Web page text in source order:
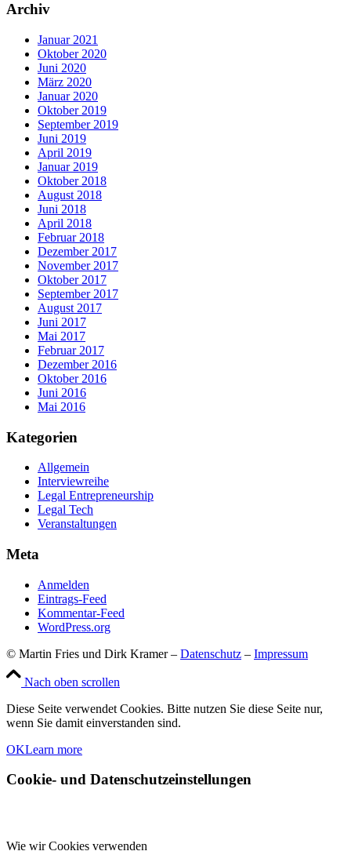
Archiv
Januar 2021
Oktober 2020
Juni 2020
März 2020
Januar 2020
Oktober 2019
September 2019
Juni 2019
April 2019
Januar 2019
Oktober 2018
August 2018
Juni 2018
April 2018
Februar 2018
Dezember 2017
November 2017
Oktober 2017
September 2017
August 2017
Juni 2017
Mai 2017
Februar 2017
Dezember 2016
Oktober 2016
Juni 2016
Mai 2016
Kategorien
Allgemein
Interviewreihe
Legal Entrepreneurship
Legal Tech
Veranstaltungen
Meta
Anmelden
Eintrags-Feed
Kommentar-Feed
WordPress.org
© Martin Fries und Dirk Kramer – Datenschutz – Impressum
Nach oben scrollen
Diese Seite verwendet Cookies. Bitte nutzen Sie diese Seite nur,
wenn Sie damit einverstanden sind.
OKLearn more
Cookie- und Datenschutzeinstellungen
Wie wir Cookies verwenden